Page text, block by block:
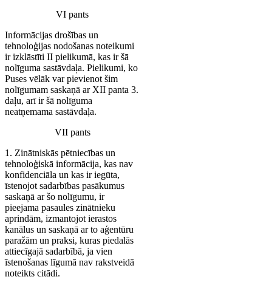
VI pants
Informācijas drošības un
tehnoloģijas nodošanas noteikumi
ir izklāstīti II pielikumā, kas ir šā
nolīguma sastāvdaļa. Pielikumi, ko
Puses vēlāk var pievienot šim
nolīgumam saskaņā ar XII panta 3.
daļu, arī ir šā nolīguma
neatņemama sastāvdaļa.
VII pants
1. Zinātniskās pētniecības un
tehnoloģiskā informācija, kas nav
konfidenciāla un kas ir iegūta,
īstenojot sadarbības pasākumus
saskaņā ar šo nolīgumu, ir
pieejama pasaules zinātnieku
aprindām, izmantojot ierastos
kanālus un saskaņā ar to aģentūru
paražām un praksi, kuras piedalās
attiecīgajā sadarbībā, ja vien
īstenošanas līgumā nav rakstveidā
noteikts citādi.